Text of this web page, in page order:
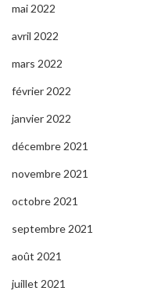
mai 2022
avril 2022
mars 2022
février 2022
janvier 2022
décembre 2021
novembre 2021
octobre 2021
septembre 2021
août 2021
juillet 2021